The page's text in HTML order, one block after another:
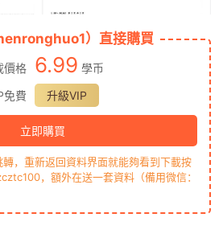
）直接購買
價格 6.99 學币
免費
升級VIP
立即購買
，重新返回資料界面就能夠看到下載按
，額外在送一套資料（備用微信：